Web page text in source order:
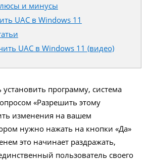
и минусы
UAC в Windows 11
UAC в Windows 11 (видео)
установить программу, система
«Разрешить этому
изменения на вашем
нужно нажать на кнопки «Да»
это начинает раздражать,
пользователь своего